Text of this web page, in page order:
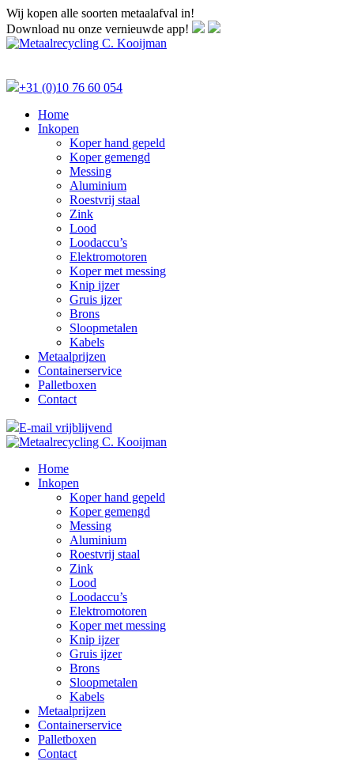
Wij kopen alle soorten metaalafval in!
Download nu onze vernieuwde app!
+31 (0)10 76 60 054
Home
Inkopen
Koper hand gepeld
Koper gemengd
Messing
Aluminium
Roestvrij staal
Zink
Lood
Loodaccu’s
Elektromotoren
Koper met messing
Knip ijzer
Gruis ijzer
Brons
Sloopmetalen
Kabels
Metaalprijzen
Containerservice
Palletboxen
Contact
E-mail vrijblijvend
Home
Inkopen
Koper hand gepeld
Koper gemengd
Messing
Aluminium
Roestvrij staal
Zink
Lood
Loodaccu’s
Elektromotoren
Koper met messing
Knip ijzer
Gruis ijzer
Brons
Sloopmetalen
Kabels
Metaalprijzen
Containerservice
Palletboxen
Contact